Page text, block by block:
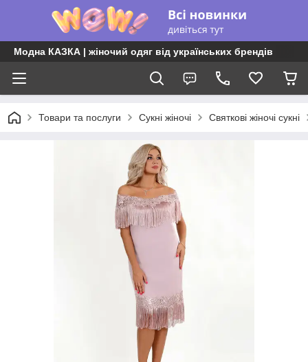
Модна КАЗКА | жіночий одяг від українських брендів
Товари та послуги Сукні жіночі Святкові жіночі сукні